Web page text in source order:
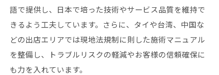
語で提供し、日本で培った技術やサービス品質を維持で
きるよう工夫しています。さらに、タイや台湾、中国な
どの出店エリアでは現地法規制に則した施術マニュアル
を整備し、トラブルリスクの軽減やお客様の信頼確保に
も力を入れています。